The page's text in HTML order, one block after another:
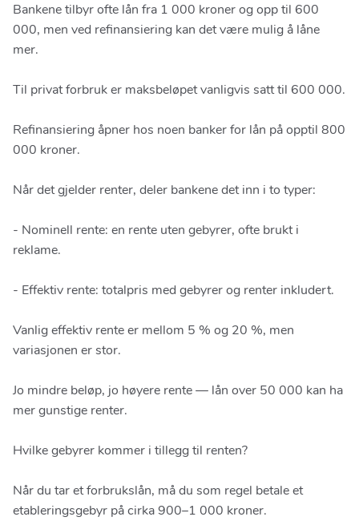
Bankene tilbyr ofte lån fra 1 000 kroner og opp til 600
000, men ved refinansiering kan det være mulig å låne
mer.
Til privat forbruk er maksbeløpet vanligvis satt til 600 000.
Refinansiering åpner hos noen banker for lån på opptil 800
000 kroner.
Når det gjelder renter, deler bankene det inn i to typer:
- Nominell rente: en rente uten gebyrer, ofte brukt i
reklame.
- Effektiv rente: totalpris med gebyrer og renter inkludert.
Vanlig effektiv rente er mellom 5 % og 20 %, men
variasjonen er stor.
Jo mindre beløp, jo høyere rente — lån over 50 000 kan ha
mer gunstige renter.
Hvilke gebyrer kommer i tillegg til renten?
Når du tar et forbrukslån, må du som regel betale et
etableringsgebyr på cirka 900–1 000 kroner.